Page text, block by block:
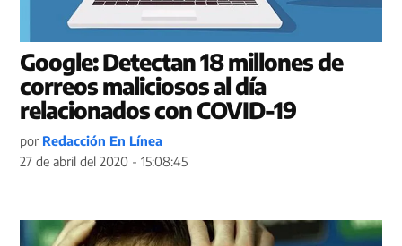
Google: Detectan 18 millones de
correos maliciosos al día
relacionados con COVID-19
por Redacción En Línea
27 de abril del 2020 - 15:08:45